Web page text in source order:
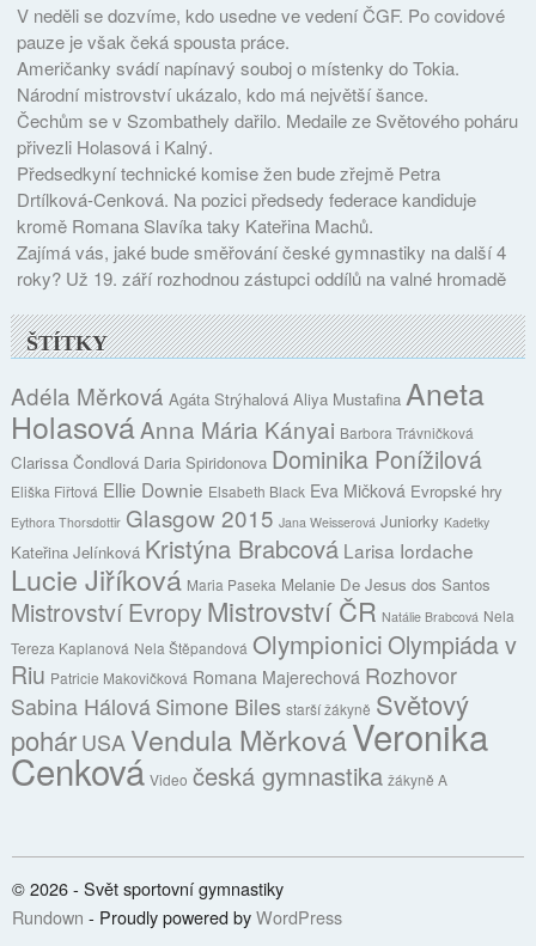
V neděli se dozvíme, kdo usedne ve vedení ČGF. Po covidové
pauze je však čeká spousta práce.
Američanky svádí napínavý souboj o místenky do Tokia.
Národní mistrovství ukázalo, kdo má největší šance.
Čechům se v Szombathely dařilo. Medaile ze Světového poháru
přivezli Holasová i Kalný.
Předsedkyní technické komise žen bude zřejmě Petra
Drtílková-Cenková. Na pozici předsedy federace kandiduje
kromě Romana Slavíka taky Kateřina Machů.
Zajímá vás, jaké bude směřování české gymnastiky na další 4
roky? Už 19. září rozhodnou zástupci oddílů na valné hromadě
ŠTÍTKY
Adéla Měrková Agáta Strýhalová Aliya Mustafina Aneta
HolasováAnna Mária Kányai Barbora Trávničková
Clarissa Čondlová Daria Spiridonova Dominika Ponížilová
Eliška Fiřtová Ellie Downie Elsabeth Black Eva Mičková Evropské hry
Eythora Thorsdottir Glasgow 2015 Jana Weisserová Juniorky Kadetky
Kateřina Jelínková Kristýna Brabcová Larisa Iordache
Lucie Jiříková Maria Paseka Melanie De Jesus dos Santos
Mistrovství Evropy Mistrovství ČR Natálie Brabcová Nela
Tereza Kaplanová Nela Štěpandová OlympioniciOlympiáda v
Riu Patricie Makovičková Romana Majerechová Rozhovor
Sabina HálováSimone Biles starší žákyně Světový
pohárUSA Vendula MěrkováVeronika
Cenková Video česká gymnastika žákyně A
© 2026 - Svět sportovní gymnastiky
Rundown - Proudly powered byWordPress